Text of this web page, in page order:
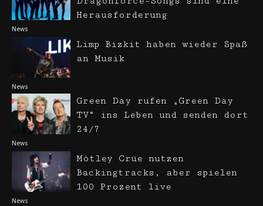
News
Herausforderung
News
Limp Bizkit haben wieder Spaß
an Musik
News
Green Day rufen „Green Day
TV“ ins Leben und senden dort
24/7
News
Mötley Crüe nutzen
Backingtracks, aber spielen
100 Prozent live